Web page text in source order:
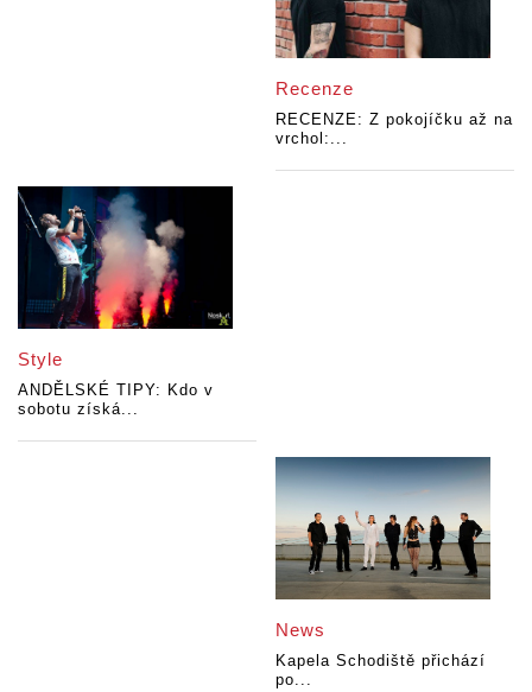
Recenze
RECENZE: Z pokojíčku až na
vrchol:...
Style
ANDĚLSKÉ TIPY: Kdo v
sobotu získá...
News
Kapela Schodiště přichází
po...